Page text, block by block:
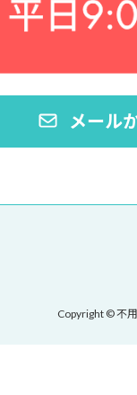
メール
Copyright © 不